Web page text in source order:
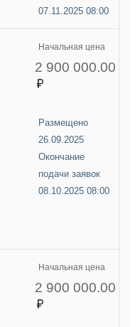
07.11.2025 08:00
Начальная цена
2 900 000.00
Размещено
26.09.2025
Окончание
подачи заявок
08.10.2025 08:00
Начальная цена
2 900 000.00